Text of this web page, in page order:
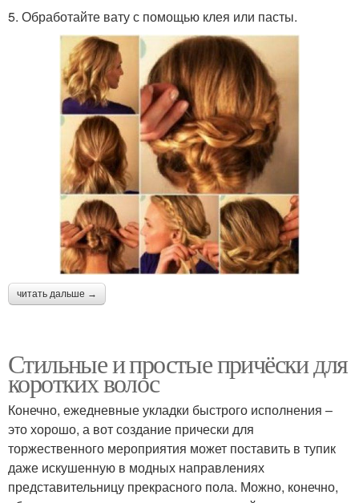
5. Обработайте вату с помощью клея или пасты.
читать дальше →
Стильные и простые причёски для
коротких волос
Конечно, ежедневные укладки быстрого исполнения –
это хорошо, а вот создание прически для
торжественного мероприятия может поставить в тупик
даже искушенную в модных направлениях
представительницу прекрасного пола. Можно, конечно,